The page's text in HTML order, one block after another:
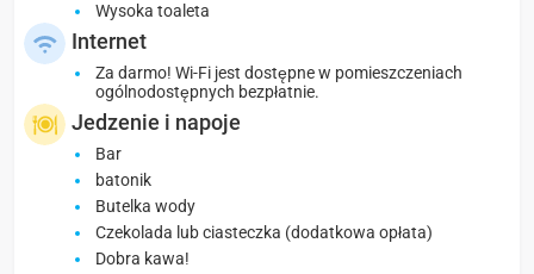
Wysoka toaleta
Internet
Za darmo! Wi-Fi jest dostępne w pomieszczeniach
ogólnodostępnych bezpłatnie.
Jedzenie i napoje
Bar
batonik
Butelka wody
Czekolada lub ciasteczka (dodatkowa opłata)
Dobra kawa!